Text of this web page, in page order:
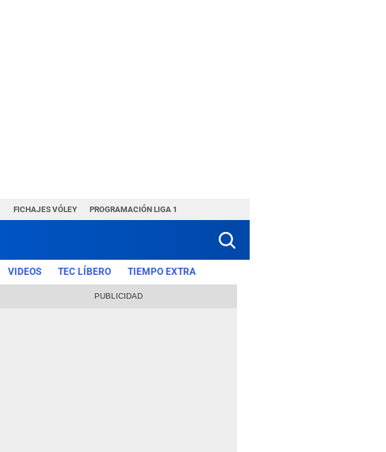
FICHAJES VÓLEY PROGRAMACIÓN LIGA 1
VIDEOS TEC LÍBERO TIEMPO EXTRA